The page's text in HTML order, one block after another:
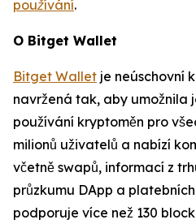
používání.
O Bitget Wallet
Bitget Wallet je neúschovní
navržená tak, aby umožnila
používání kryptoměn pro
milionů uživatelů a nabízí
včetně swapů, informací z
průzkumu DApp a
podporuje více než 130